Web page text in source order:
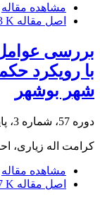
مشاهده مقاله
اصل مقاله K
بررسی
با رویکرد
شهر بوشهر
دوره 57، شماره 3، پاییز 1404، صفحه
کرامت اله زیاری،
مشاهده مقاله
اصل مقاله K